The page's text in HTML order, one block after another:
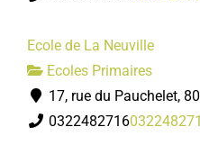
Ecole de La Neuville
Ecoles Primaires
17, rue du Pauchelet,
0322482716